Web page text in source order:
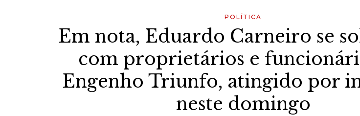
POLÍTICA
Em nota, Eduardo Carneiro se
com proprietários e
Engenho Triunfo, atingido por
neste domingo